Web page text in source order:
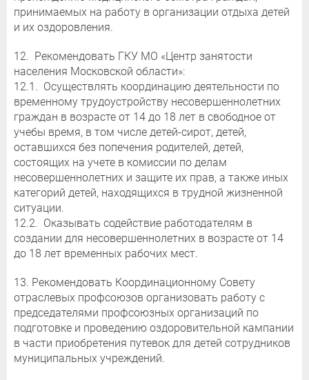
принимаемых на работу в организации отдыха детей
и их оздоровления.
12. Рекомендовать ГКУ МО «Центр занятости
населения Московской области»:
12.1. Осуществлять координацию деятельности по
временному трудоустройству несовершеннолетних
граждан в возрасте от 14 до 18 лет в свободное от
учебы время, в том числе детей-сирот, детей,
оставшихся без попечения родителей, детей,
состоящих на учете в комиссии по делам
несовершеннолетних и защите их прав, а также иных
категорий детей, находящихся в трудной жизненной
ситуации.
12.2. Оказывать содействие работодателям в
создании для несовершеннолетних в возрасте от 14
до 18 лет временных рабочих мест.
13. Рекомендовать Координационному Совету
отраслевых профсоюзов организовать работу с
председателями профсоюзных организаций по
подготовке и проведению оздоровительной кампании
в части приобретения путевок для детей сотрудников
муниципальных учреждений.